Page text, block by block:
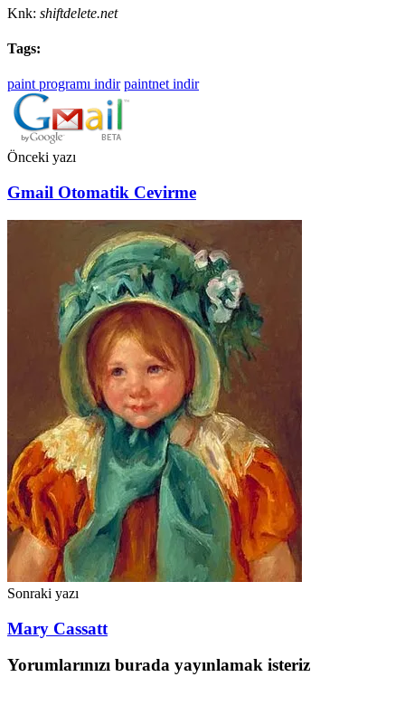
Knk: shiftdelete.net
Tags:
paint programı indir paintnet indir
Önceki yazı
Gmail Otomatik Cevirme
Sonraki yazı
Mary Cassatt
Yorumlarınızı burada yayınlamak isteriz